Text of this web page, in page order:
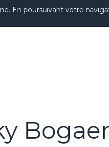
En poursuivant votre